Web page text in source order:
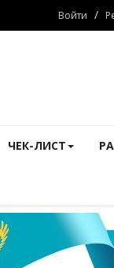
Войти /
ЧЕК-ЛИСТ